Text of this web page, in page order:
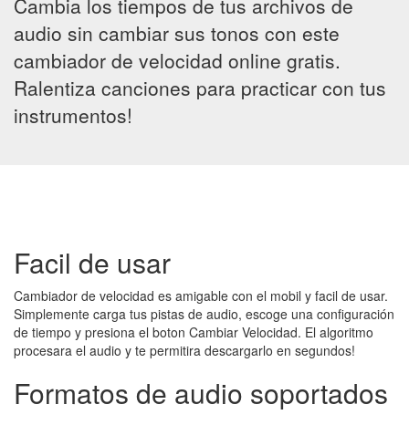
Cambia los tiempos de tus archivos de
audio sin cambiar sus tonos con este
cambiador de velocidad online gratis.
Ralentiza canciones para practicar con tus
instrumentos!
Facil de usar
Cambiador de velocidad es amigable con el mobil y facil de usar.
Simplemente carga tus pistas de audio, escoge una configuración
de tiempo y presiona el boton Cambiar Velocidad. El algoritmo
procesara el audio y te permitira descargarlo en segundos!
Formatos de audio soportados